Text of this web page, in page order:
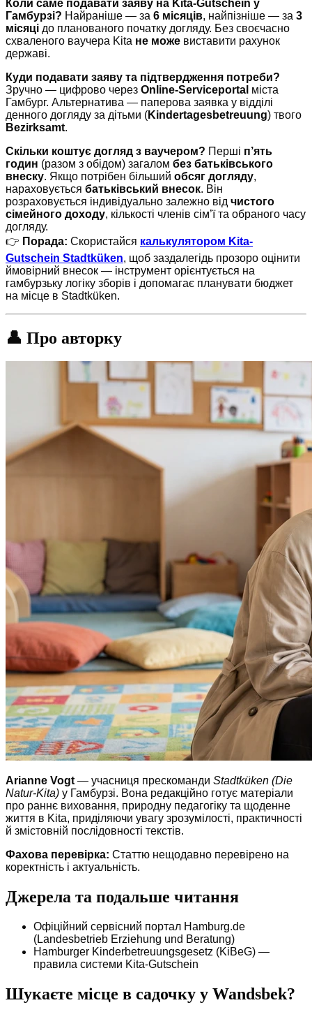
Коли саме подавати заяву на Kita-Gutschein у
Гамбурзі? Найраніше — за 6 місяців, найпізніше — за 3
місяці до планованого початку догляду. Без своєчасно
схваленого ваучера Kita не може виставити рахунок
державі.
Куди подавати заяву та підтвердження потреби?
Зручно — цифрово через Online-Serviceportal міста
Гамбург. Альтернатива — паперова заявка у відділі
денного догляду за дітьми (Kindertagesbetreuung) твого
Bezirksamt.
Скільки коштує догляд з ваучером? Перші п’ять
годин (разом з обідом) загалом без батьківського
внеску. Якщо потрібен більший обсяг догляду,
нараховується батьківський внесок. Він
розраховується індивідуально залежно від чистого
сімейного доходу, кількості членів сім’ї та обраного часу
догляду.
👉 Порада: Скористайся калькулятором Kita-
Gutschein Stadtküken, щоб заздалегідь прозоро оцінити
ймовірний внесок — інструмент орієнтується на
гамбурзьку логіку зборів і допомагає планувати бюджет
на місце в Stadtküken.
👤 Про авторку
Arianne Vogt— учасниця прескоманди Stadtküken (Die
Natur-Kita) у Гамбурзі. Вона редакційно готує матеріали
про раннє виховання, природну педагогіку та щоденне
життя в Kita, приділяючи увагу зрозумілості, практичності
й змістовній послідовності текстів.
Фахова перевірка: Статтю нещодавно перевірено на
коректність і актуальність.
Джерела та подальше читання
Офіційний сервісний портал Hamburg.de
(Landesbetrieb Erziehung und Beratung)
Hamburger Kinderbetreuungsgesetz (KiBeG) —
правила системи Kita-Gutschein
Шукаєте місце в садочку у Wandsbek?